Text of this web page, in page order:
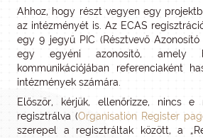
Ahhoz, hogy részt vegyen egy
az intézményét is. Az ECAS
egy 9 jegyű PIC (Résztvevő
egy egyéni azonosító, amely
kommunikációjában referenciaként
intézmények számára.
Először, kérjük, ellenőrizze, nincs
regisztrálva (Organisation Register
szerepel a regisztráltak között, a